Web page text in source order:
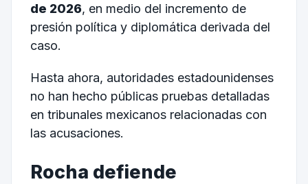
de 2026, en medio del incremento de
presión política y diplomática derivada del
caso.
Hasta ahora, autoridades estadounidenses
no han hecho públicas pruebas detalladas
en tribunales mexicanos relacionadas con
las acusaciones.
Rocha defiende